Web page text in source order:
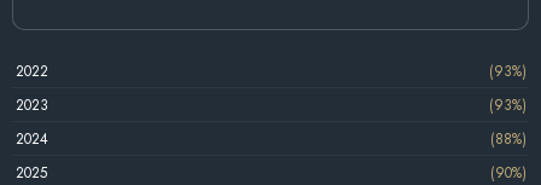
2022
(93%)
2023
(93%)
2024
(88%)
2025
(90%)